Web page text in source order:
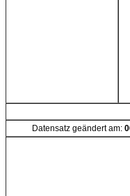
Datensatz geändert am: